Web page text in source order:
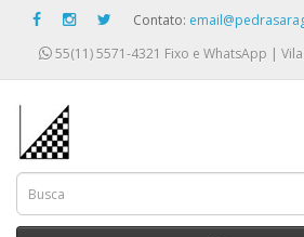
Contato:
55(11) 5571-4321 Fixo e WhatsApp |